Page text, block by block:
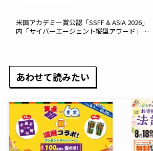
米国アカデミー賞公認「SSFF & ASIA 2026」
内「サイバーエージェント縦型アワード」で
あわせて読みたい